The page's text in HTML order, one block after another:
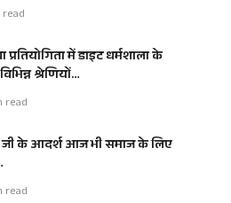
read
प्रतियोगिता में डाइट धर्मशाला के
श्रेणियों…
read
जी के आदर्श आज भी समाज के लिए
read